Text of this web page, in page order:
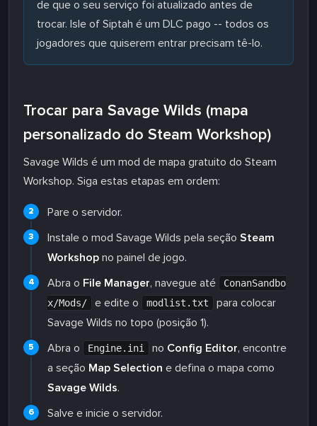
de que o seu serviço foi atualizado antes de
trocar. Isle of Siptah é um DLC pago -- todos os
jogadores que quiserem entrar precisam tê-lo.
Trocar para Savage Wilds (mapa
personalizado do Steam Workshop)
Savage Wilds é um mod de mapa gratuito do Steam
Workshop. Siga estas etapas em ordem:
Pare o servidor.
Instale o mod Savage Wilds pela seção Steam
Workshop no painel de jogo.
Abra o File Manager, navegue até
ConanSandbo
x/Mods/
e edite o modlist.txt
para colocar
Savage Wilds no topo (posição 1).
Abra o
Engine.ini no Config Editor, encontre
a seção Map Selection e defina o mapa como
Savage Wilds.
Salve e inicie o servidor.